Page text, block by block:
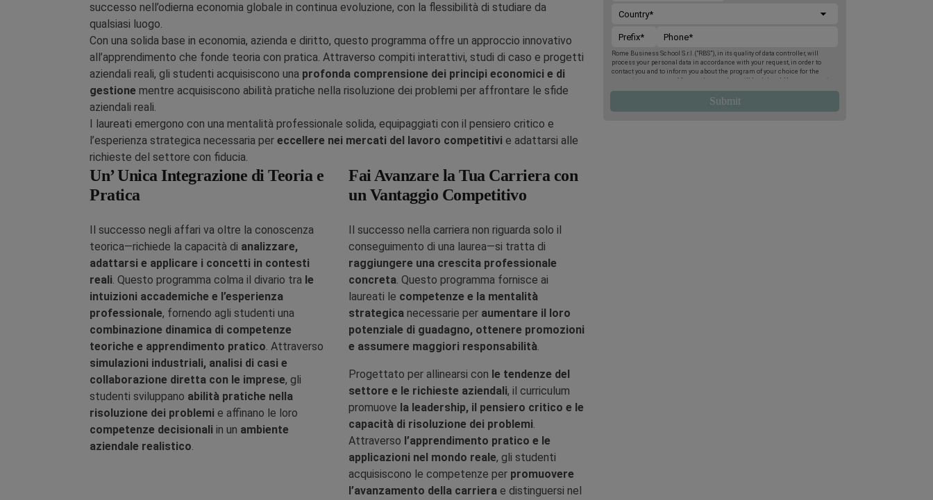
successo nell’odierna economia globale in continua evoluzione, con la flessibilità di studiare da
qualsiasi luogo.
Con una solida base in economia, azienda e diritto, questo programma offre un approccio innovativo
all’apprendimento che fonde teoria con pratica. Attraverso compiti interattivi, studi di caso e progetti
aziendali reali, gli studenti acquisiscono una profonda comprensione dei principi economici e di
gestione mentre acquisiscono abilità pratiche nella risoluzione dei problemi per affrontare le sfide
aziendali reali.
I laureati emergono con una mentalità professionale solida, equipaggiati con il pensiero critico e
l’esperienza strategica necessaria per eccellere nei mercati del lavoro competitivi e adattarsi alle
richieste del settore con fiducia.
Un’ Unica Integrazione di Teoria e
Pratica
Il successo negli affari va oltre la conoscenza
teorica—richiede la capacità di analizzare,
adattarsi e applicare i concetti in contesti
reali. Questo programma colma il divario tra le
intuizioni accademiche e l’esperienza
professionale, fornendo agli studenti una
combinazione dinamica di competenze
teoriche e apprendimento pratico. Attraverso
simulazioni industriali, analisi di casi e
collaborazione diretta con le imprese, gli
studenti sviluppano abilità pratiche nella
risoluzione dei problemi e affinano le loro
competenze decisionali in un ambiente
aziendale realistico.
Fai Avanzare la Tua Carriera con
un Vantaggio Competitivo
Il successo nella carriera non riguarda solo il
conseguimento di una laurea—si tratta di
raggiungere una crescita professionale
concreta. Questo programma fornisce ai
laureati le competenze e la mentalità
strategica necessarie per aumentare il loro
potenziale di guadagno, ottenere promozioni
e assumere maggiori responsabilità.
Progettato per allinearsi con le tendenze del
settore e le richieste aziendali, il curriculum
promuove la leadership, il pensiero critico e le
capacità di risoluzione dei problemi.
Attraverso l’apprendimento pratico e le
applicazioni nel mondo reale, gli studenti
acquisiscono le competenze per promuovere
l’avanzamento della carriera e distinguersi nel
Rome Business School S.r.l. (“RBS”), in its quality of data controller, will
process your personal data in accordance with your request, in order to
contact you and to inform you about the program of your choice for the
upcoming two terms. Afterwards, your data will be deleted. You may exercise
the rights of access, deletion, rectification, opposition, limitation and
portability, by post to Rome Business School, Via Giuseppe Montanelli 5,